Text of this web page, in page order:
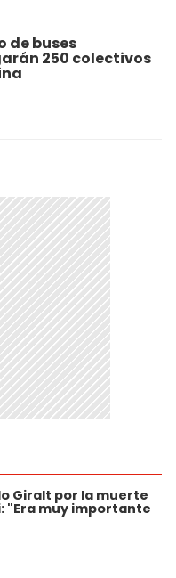
de buses
250 colectivos
Giralt por la muerte
"Era muy importante